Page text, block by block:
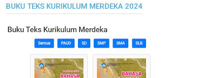
BUKU TEKS KURIKULUM MERDEKA 2024